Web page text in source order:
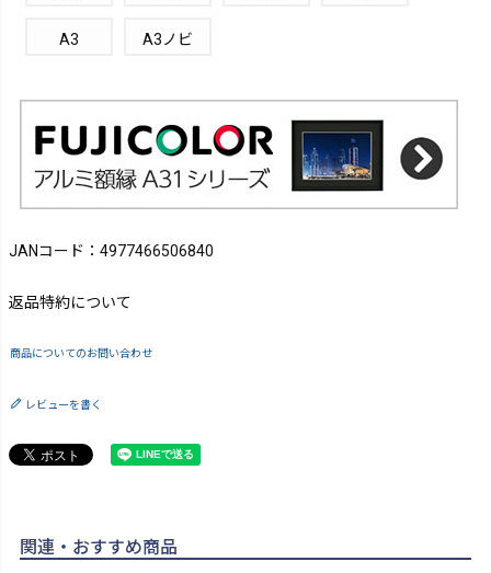
A3 A3ノビ
JANコード：4977466506840
返品特約について
商品についてのお問い合わせ
レビューを書く
関連・おすすめ商品